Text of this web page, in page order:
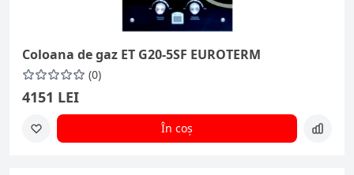
Coloana de gaz ET G20-5SF EUROTERM
(0)
4151 LEI
În coș